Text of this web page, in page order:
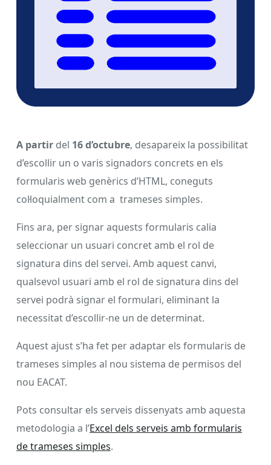
A partir del 16 d’octubre, desapareix la possibilitat
d’escollir un o varis signadors concrets en els
formularis web genèrics d’HTML, coneguts
col·loquialment com a trameses simples.
Fins ara, per signar aquests formularis calia
seleccionar un usuari concret amb el rol de
signatura dins del servei. Amb aquest canvi,
qualsevol usuari amb el rol de signatura dins del
servei podrà signar el formulari, eliminant la
necessitat d’escollir-ne un de determinat.
Aquest ajust s’ha fet per adaptar els formularis de
trameses simples al nou sistema de permisos del
nou EACAT.
Pots consultar els serveis dissenyats amb aquesta
metodologia a l’Excel dels serveis amb formularis
de trameses simples.